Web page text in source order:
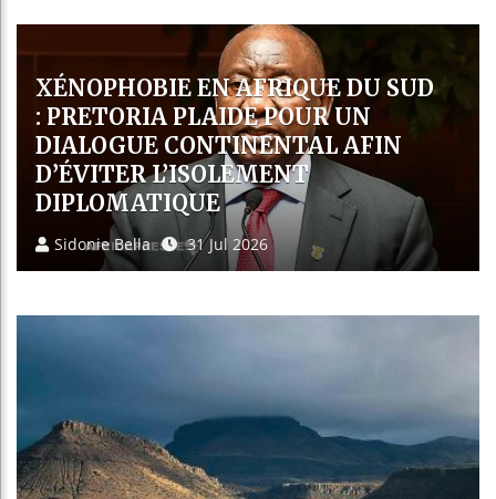
Réforme
Bénin : Patrice
OPRAH WINFREY, LA FEMME
NOIRE LA PLUS RICHE DU MONDE,
FERME SES ÉCOLES EN AFRIQUE
DU SUD APRÈS 20 ANS
D’ACTIVITÉ.
Marc Senecal 30 Jul 2026